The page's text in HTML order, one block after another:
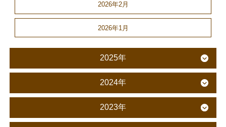
2026年2月
2026年1月
2025年
2024年
2023年